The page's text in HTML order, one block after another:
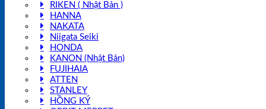
RIKEN ( Nhật Bản )
HANNA
NAKATA
Niigata Seiki
HONDA
KANON (Nhật Bản)
FUJIHAIA
ATTEN
STANLEY
HỒNG KÝ